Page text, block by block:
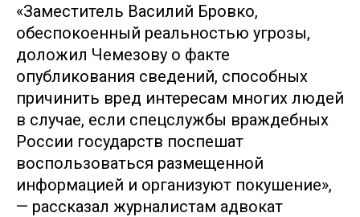
«Заместитель Василий Бровко,
обеспокоенный реальностью угрозы,
доложил Чемезову о факте
опубликования сведений, способных
причинить вред интересам многих людей
в случае, если спецслужбы враждебных
России государств поспешат
воспользоваться размещенной
информацией и организуют покушение»,
— рассказал журналистам адвокат